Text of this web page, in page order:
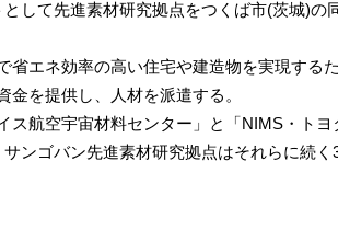
して先進素材研究拠点をつくば市(茨城)の
エネ効率の高い住宅や建造物を実現する
を提供し、人材を派遣する。
航空宇宙材料センター」と「NIMS・トヨ
ンゴバン先進素材研究拠点はそれらに続